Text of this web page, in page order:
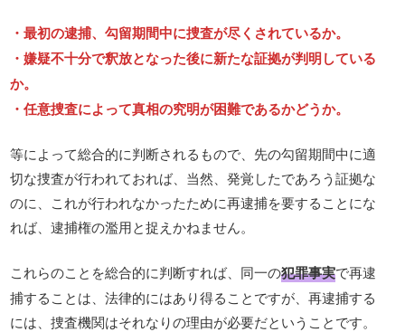
・最初の逮捕、勾留期間中に捜査が尽くされているか。
・嫌疑不十分で釈放となった後に新たな証拠が判明している
か。
・任意捜査によって真相の究明が困難であるかどうか。
等によって総合的に判断されるもので、先の勾留期間中に適
切な捜査が行われておれば、当然、発覚したであろう証拠な
のに、これが行われなかったために再逮捕を要することにな
れば、逮捕権の濫用と捉えかねません。
これらのことを総合的に判断すれば、同一の犯罪事実で再逮
捕することは、法律的にはあり得ることですが、再逮捕する
には、捜査機関はそれなりの理由が必要だということです。